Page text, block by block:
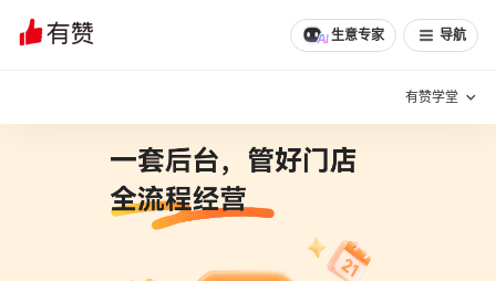
生意专家 导航
有赞学堂
增长方法
有赞专家说